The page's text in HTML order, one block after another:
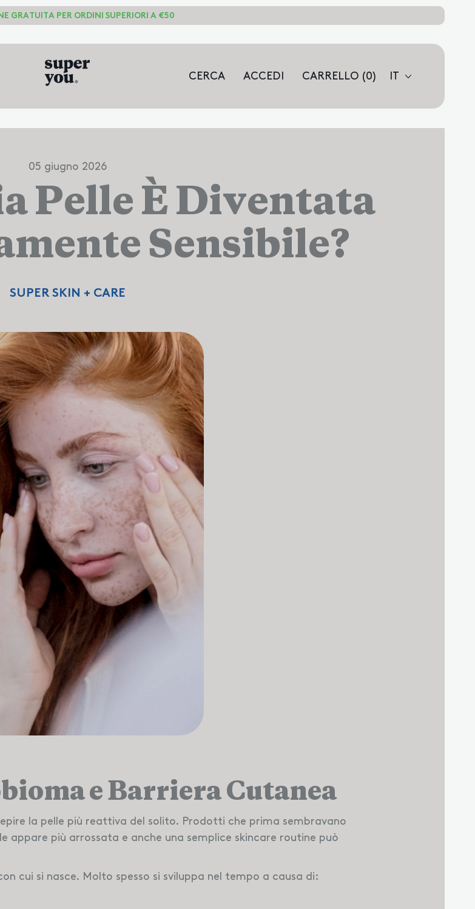
GRATUITA PER ORDINI SUPERIORI A €50
CERCA
NOSTRO
CERCA ACCEDI CARRELLO (0)ARTICOLI
IT
05 giugno 2026
Pelle È Diventata
Sensibile?
SUPER SKIN + CARE
e Barriera Cutanea
la pelle più reattiva del solito. Prodotti che prima sembravano
appare più arrossata e anche una semplice skincare routine può
cui si nasce. Molto spesso si sviluppa nel tempo a causa di: